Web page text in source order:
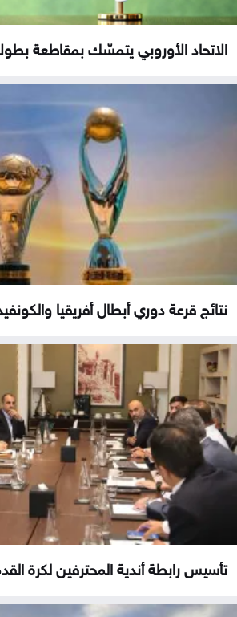
الاتحاد الأوروبي يتمسّك بمقاطعة
نتائج قرعة دوري أبطال أفريقيا
تأسيس رابطة أندية المحترفين لكرة